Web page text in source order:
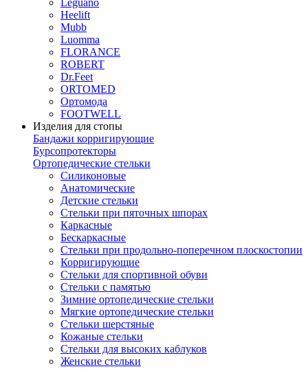
Leguano
Heelift
Mubb
Luomma
FLORANCE
ROBERT
Dr.Feet
ORTOMED
Ортомода
FOOTWELL
Изделия для стопы
Бандажи корригирующие
Бурсопротекторы
Ортопедические стельки
Силиконовые
Анатомические
Детские стельки
Стельки при пяточных шпорах
Каркасные
Бескаркасные
Стельки при продольно-поперечном плоскостопии
Корригирующие
Стельки для спортивной обуви
Стельки с памятью
Зимние ортопедические стельки
Мягкие ортопедические стельки
Стельки шерстяные
Кожаные стельки
Стельки для высоких каблуков
Женские стельки